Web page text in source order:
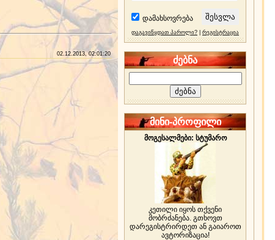
02.12.2013, 02:01:20
დამახსოვრება
დაგავიწყდათ პაროლი? რეგისტრაცია
ძებნა
მინი-პროფილი
მოგესალმები: სტუმარო
კეთილი იყოს თქვენი
მობრძანება. გთხოვთ
დარეგისტრირდეთ ან გაიაროთ
ავტორიზაცია!